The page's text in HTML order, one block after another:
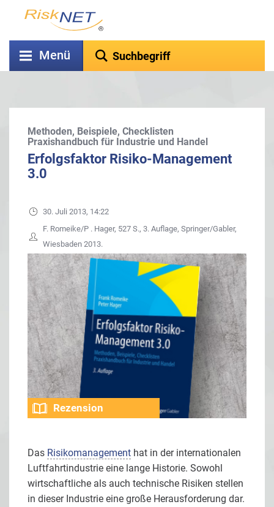
Menü
Methoden, Beispiele, Checklisten
Praxishandbuch für Industrie und Handel
Erfolgsfaktor Risiko-Management
3.0
30. Juli 2013, 14:22
F. Romeike/P . Hager, 527 S., 3. Auflage, Springer/Gabler,
Wiesbaden 2013.
Rezension
Das Risikomanagement hat in der internationalen
Luftfahrtindustrie eine lange Historie. Sowohl
wirtschaftliche als auch technische Risiken stellen
in dieser Industrie eine große Herausforderung dar.